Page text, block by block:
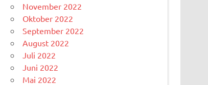
November 2022
Oktober 2022
September 2022
August 2022
Juli 2022
Juni 2022
Mai 2022